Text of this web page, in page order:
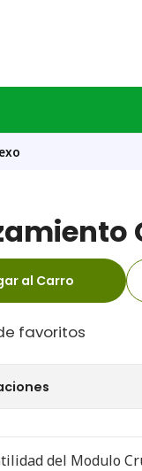
al Carro
favoritos
del Modulo